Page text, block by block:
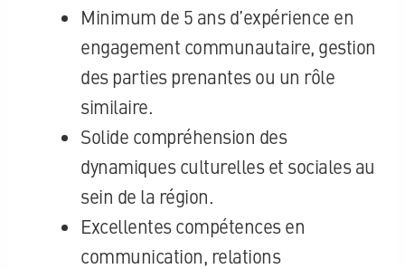
Minimum de 5 ans d’expérience en
engagement communautaire, gestion
des parties prenantes ou un rôle
similaire.
Solide compréhension des
dynamiques culturelles et sociales au
sein de la région.
Excellentes compétences en
communication, relations